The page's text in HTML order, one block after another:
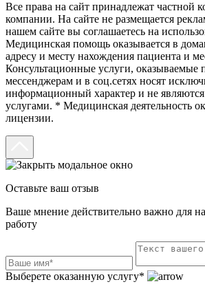
Все права на сайт принадлежат частной
компании. На сайте не размещается
нашем сайте вы соглашаетесь на
Медицинская помощь оказывается в
адресу и месту нахождения пациента и
Консультационные услуги, оказываемые
мессенджерам и в соц.сетях носят
информационный характер и не
услугами. * Медицинская деятельность
лицензии.
Оставьте ваш отзыв
Ваше мнение действительно важно для
работу
Выберете оказанную услугу*